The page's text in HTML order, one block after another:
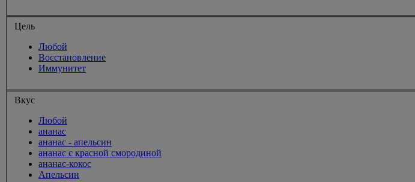
Цель
Любой
Восстановление
Иммунитет
Вкус
Любой
ананас
ананас - апельсин
ананас с красной смородиной
ананас-кокос
Апельсин